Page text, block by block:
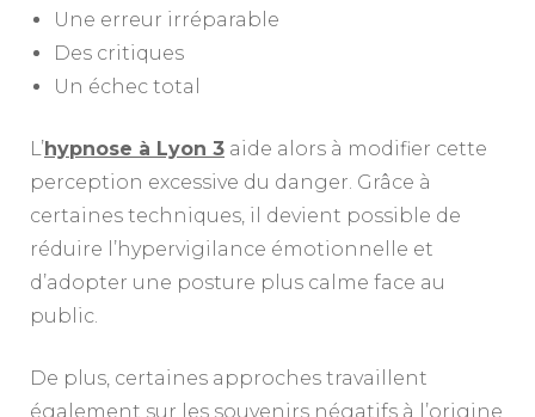
Une erreur irréparable
Des critiques
Un échec total
L’hypnose à Lyon 3 aide alors à modifier cette
perception excessive du danger. Grâce à
certaines techniques, il devient possible de
réduire l’hypervigilance émotionnelle et
d’adopter une posture plus calme face au
public.
De plus, certaines approches travaillent
également sur les souvenirs négatifs à l’origine